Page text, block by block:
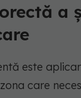
a
este
care